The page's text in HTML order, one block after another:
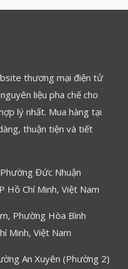
thương mại điện tử
liệu pha chế cho
lý nhất. Mua hàng tại
thuận tiện và tiết
Đức Nhuận
Hồ Chí Minh, Việt Nam
Phường Hòa Bình
Minh, Việt Nam
An Xuyên (Phường 2)